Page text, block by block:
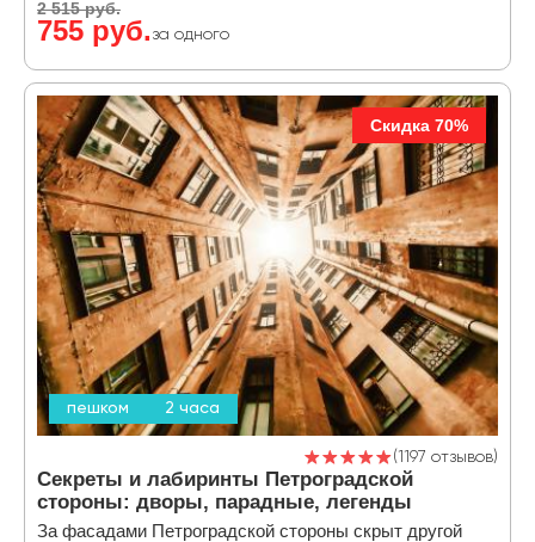
2 515 руб.
755 руб. за одного
пешком 2 часа
Скидка 70%
1197 отзывов
Секреты и лабиринты Петроградской
стороны: дворы, парадные, легенды
За фасадами Петроградской стороны скрыт другой